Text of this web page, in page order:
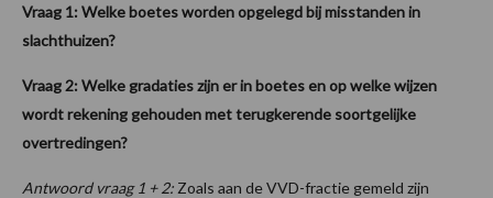
Vraag 1: Welke boetes worden opgelegd bij misstanden in
slachthuizen?
Vraag 2: Welke gradaties zijn er in boetes en op welke wijzen
wordt rekening gehouden met terugkerende soortgelijke
overtredingen?
Antwoord vraag 1 + 2: Zoals aan de VVD-fractie gemeld zijn